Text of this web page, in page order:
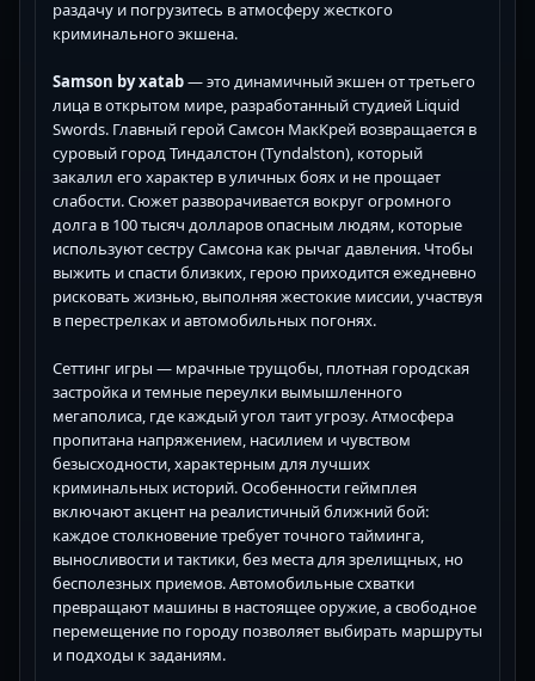
раздачу и погрузитесь в атмосферу жесткого
криминального экшена.
Samson by xatab— это динамичный экшен от третьего
лица в открытом мире, разработанный студией Liquid
Swords. Главный герой Самсон МакКрей возвращается в
суровый город Тиндалстон (Tyndalston), который
закалил его характер в уличных боях и не прощает
слабости. Сюжет разворачивается вокруг огромного
долга в 100 тысяч долларов опасным людям, которые
используют сестру Самсона как рычаг давления. Чтобы
выжить и спасти близких, герою приходится ежедневно
рисковать жизнью, выполняя жестокие миссии, участвуя
в перестрелках и автомобильных погонях.
Сеттинг игры — мрачные трущобы, плотная городская
застройка и темные переулки вымышленного
мегаполиса, где каждый угол таит угрозу. Атмосфера
пропитана напряжением, насилием и чувством
безысходности, характерным для лучших
криминальных историй. Особенности геймплея
включают акцент на реалистичный ближний бой:
каждое столкновение требует точного тайминга,
выносливости и тактики, без места для зрелищных, но
бесполезных приемов. Автомобильные схватки
превращают машины в настоящее оружие, а свободное
перемещение по городу позволяет выбирать маршруты
и подходы к заданиям.